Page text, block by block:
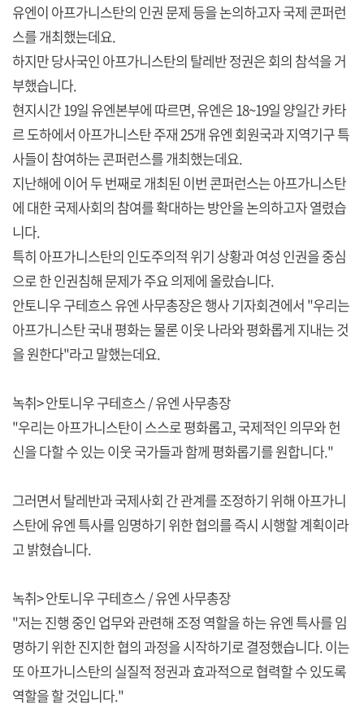
유엔이 아프가니스탄의 인권 문제 등을 논의하고자 국제 콘퍼런
스를 개최했는데요.
하지만 당사국인 아프가니스탄의 탈레반 정권은 회의 참석을 거
부했습니다.
현지시간 19일 유엔본부에 따르면, 유엔은 18~19일 양일간 카타
르 도하에서 아프가니스탄 주재 25개 유엔 회원국과 지역기구 특
사들이 참여하는 콘퍼런스를 개최했는데요.
지난해에 이어 두 번째로 개최된 이번 콘퍼런스는 아프가니스탄
에 대한 국제사회의 참여를 확대하는 방안을 논의하고자 열렸습
니다.
특히 아프가니스탄의 인도주의적 위기 상황과 여성 인권을 중심
으로 한 인권침해 문제가 주요 의제에 올랐습니다.
안토니우 구테흐스 유엔 사무총장은 행사 기자회견에서 "우리는
아프가니스탄 국내 평화는 물론 이웃 나라와 평화롭게 지내는 것
을 원한다"라고 말했는데요.
녹취> 안토니우 구테흐스 / 유엔 사무총장
"우리는 아프가니스탄이 스스로 평화롭고, 국제적인 의무와 헌
신을 다할 수 있는 이웃 국가들과 함께 평화롭기를 원합니다."
그러면서 탈레반과 국제사회 간 관계를 조정하기 위해 아프가니
스탄에 유엔 특사를 임명하기 위한 협의를 즉시 시행할 계획이라
고 밝혔습니다.
녹취> 안토니우 구테흐스 / 유엔 사무총장
"저는 진행 중인 업무와 관련해 조정 역할을 하는 유엔 특사를 임
명하기 위한 진지한 협의 과정을 시작하기로 결정했습니다. 이는
또 아프가니스탄의 실질적 정권과 효과적으로 협력할 수 있도록
역할을 할 것입니다."